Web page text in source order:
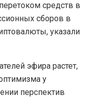
средств в
сборов в
указали
эфира растет,
у
перспектив